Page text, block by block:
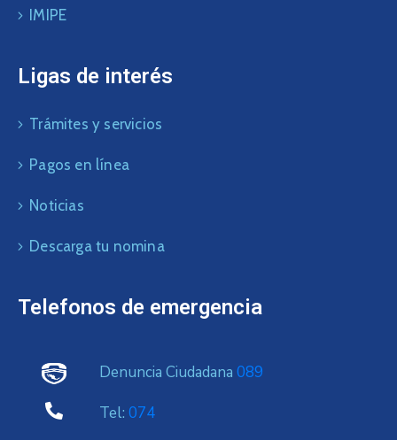
IMIPE
Ligas de interés
Trámites y servicios
Pagos en línea
Noticias
Descarga tu nomina
Telefonos de emergencia
Denuncia Ciudadana 089
Tel: 074